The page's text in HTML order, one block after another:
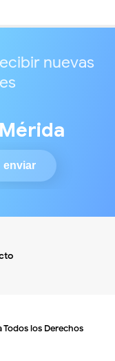
nuevas
Todos los Derechos